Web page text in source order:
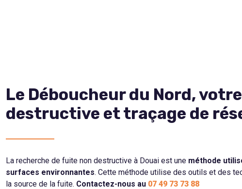
Le Déboucheur du Nord,
destructive et traçage de
La recherche de fuite non destructive à Douai est une méthode
surfaces environnantes. Cette méthode utilise des outils et des
la source de la fuite. Contactez-nous au 07 49 73 73 88